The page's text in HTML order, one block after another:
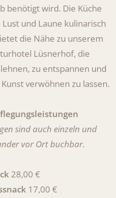
benötigt wird. Die Küche
und Laune kulinarisch
die Nähe zu unserem
Lüsnerhof, die
zu entspannen und
verwöhnen zu lassen.
sind auch einzeln und
vor Ort buchbar.
28,00 €
17,00 €